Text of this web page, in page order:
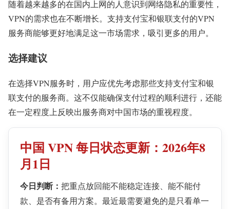
随着越来越多的在国内上网的人意识到网络隐私的重要性，
VPN的需求也在不断增长。支持支付宝和银联支付的VPN
服务商能够更好地满足这一市场需求，吸引更多的用户。
选择建议
在选择VPN服务时，用户应优先考虑那些支持支付宝和银
联支付的服务商。这不仅能确保支付过程的顺利进行，还能
在一定程度上反映出服务商对中国市场的重视程度。
中国 VPN 每日状态更新：2026年8
月1日
今日判断： 把重点放回能不能稳定连接、能不能付
款、是否有备用方案。最近最需要避免的是只看单一